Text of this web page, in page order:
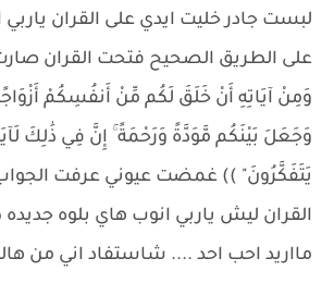
لبست جادر خليت ايدي على القران
على الطريق الصحيح فتحت القران
وَمِنْ آيَاتِهِ أَنْ خَلَقَ لَكُم مِّنْ أَنفُسِكُمْ
وَجَعَلَ بَيْنَكُم مَّوَدَّةً وَرَحْمَةً ۚ إِنَّ فِي ذَٰلِكَ
يَتَفَكَّرُونَ" )) غمضت عيوني عرفت
القران ليش ياربي انوب هاي بلوه
مااريد احب احد .... شاستفاد اني من